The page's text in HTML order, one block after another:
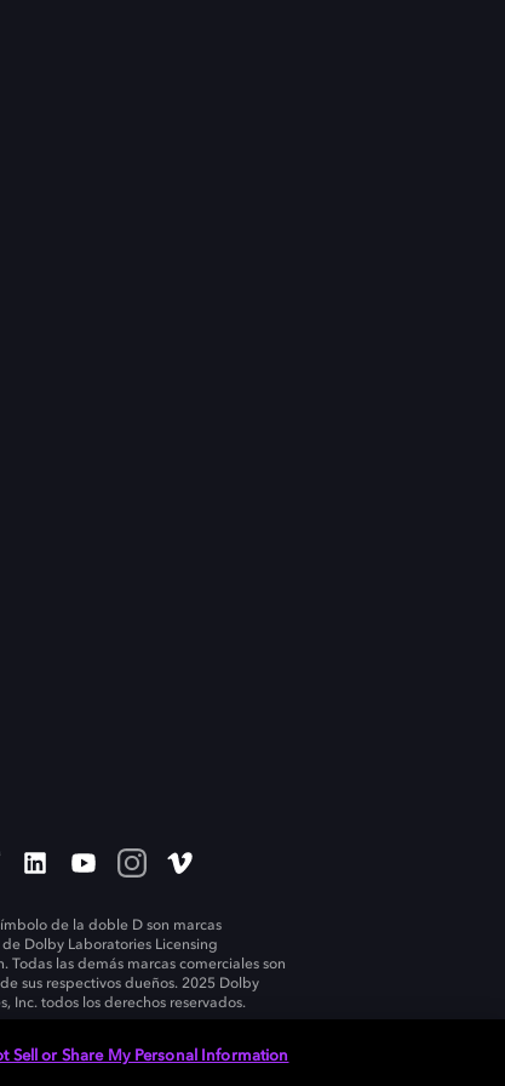
de la doble D son marcas
Dolby Laboratories Licensing
Todas las demás marcas comerciales son
sus respectivos dueños. 2025 Dolby
Inc. todos los derechos reservados.
Sell or Share My Personal Information